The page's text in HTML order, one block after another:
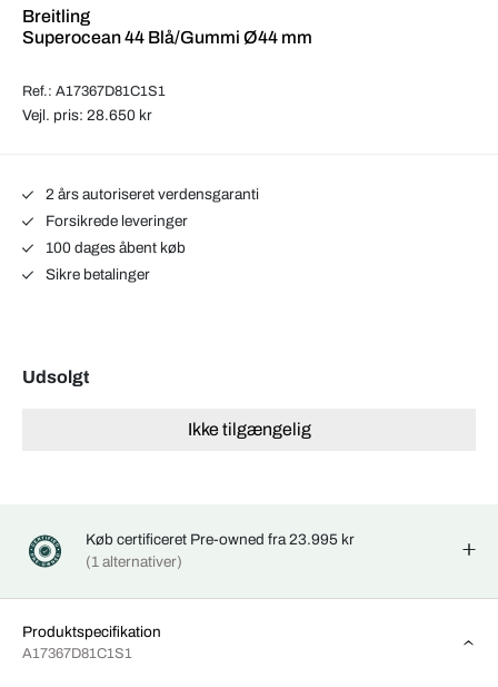
Breitling
Superocean 44 Blå/Gummi Ø44 mm
Ref.: A17367D81C1S1
Vejl. pris: 28.650 kr
2 års autoriseret verdensgaranti
Forsikrede leveringer
100 dages åbent køb
Sikre betalinger
Udsolgt
Ikke tilgængelig
Køb certificeret Pre-owned fra 23.995 kr
(1 alternativer)
Produktspecifikation
A17367D81C1S1